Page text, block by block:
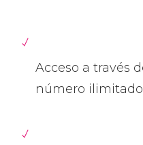
Acceso a través
número